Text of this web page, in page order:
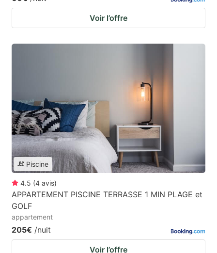
Voir l’offre
Piscine
4.5 (4 avis)
APPARTEMENT PISCINE TERRASSE 1 MIN PLAGE et
GOLF
appartement
205€ /nuit
Voir l’offre